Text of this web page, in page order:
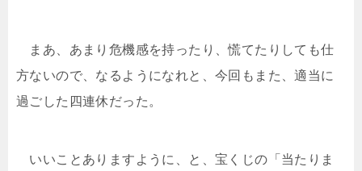
まあ、あまり危機感を持ったり、慌てたりしても仕
方ないので、なるようになれと、今回もまた、適当に
過ごした四連休だった。
いいことありますように、と、宝くじの「当たりま